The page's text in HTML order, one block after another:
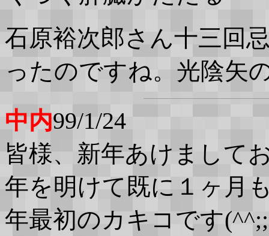
石原裕次郎さん十三回
ったのですね。光陰矢
中内99/1/24
皆様、新年あけまして
年を明けて既に１ヶ月
年最初のカキコです